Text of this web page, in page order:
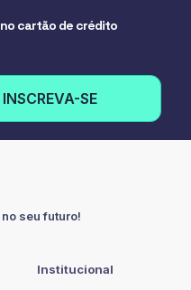
no cartão de crédito
INSCREVA-SE
seu futuro!
Institucional